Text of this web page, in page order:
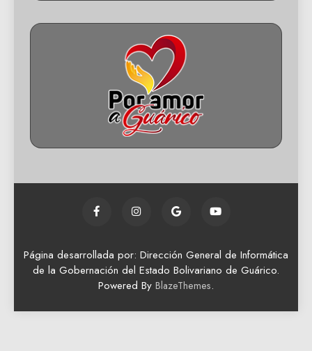
Página desarrollada por: Dirección General de Informática
de la Gobernación del Estado Bolivariano de Guárico.
Powered By BlazeThemes.